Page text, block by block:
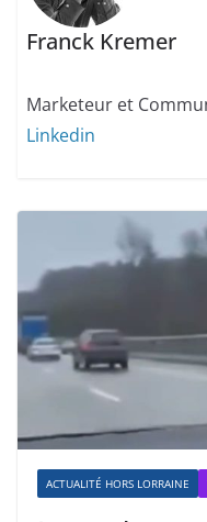
Franck Kremer
Marketeur et
Linkedin
ACTUALITÉ HORS LORRAINE